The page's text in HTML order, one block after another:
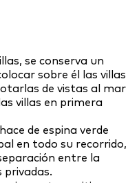
se conserva un
sobre él las villas
de vistas al mar
villas en primera
de espina verde
en todo su recorrido,
entre la
privadas.